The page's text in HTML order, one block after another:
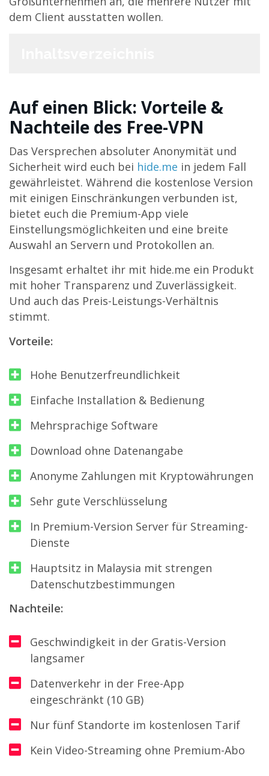
dem Client ausstatten wollen.
Auf einen Blick: Vorteile &
Nachteile des Free-VPN
Das Versprechen absoluter Anonymität und
Sicherheit wird euch bei hide.me in jedem Fall
gewährleistet. Während die kostenlose Version
mit einigen Einschränkungen verbunden ist,
bietet euch die Premium-App viele
Einstellungsmöglichkeiten und eine breite
Auswahl an Servern und Protokollen an.
Insgesamt erhaltet ihr mit hide.me ein Produkt
mit hoher Transparenz und Zuverlässigkeit.
Und auch das Preis-Leistungs-Verhältnis
stimmt.
Vorteile:
Hohe Benutzerfreundlichkeit
Einfache Installation & Bedienung
Mehrsprachige Software
Download ohne Datenangabe
Anonyme Zahlungen mit Kryptowährungen
Sehr gute Verschlüsselung
In Premium-Version Server für Streaming-
Dienste
Hauptsitz in Malaysia mit strengen
Datenschutzbestimmungen
Nachteile:
Geschwindigkeit in der Gratis-Version
langsamer
Datenverkehr in der Free-App
eingeschränkt (10 GB)
Nur fünf Standorte im kostenlosen Tarif
Kein Video-Streaming ohne Premium-Abo